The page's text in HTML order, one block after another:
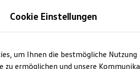
Cookie Einstellungen
um Ihnen die bestmögliche Nutzung
zu ermöglichen und unsere